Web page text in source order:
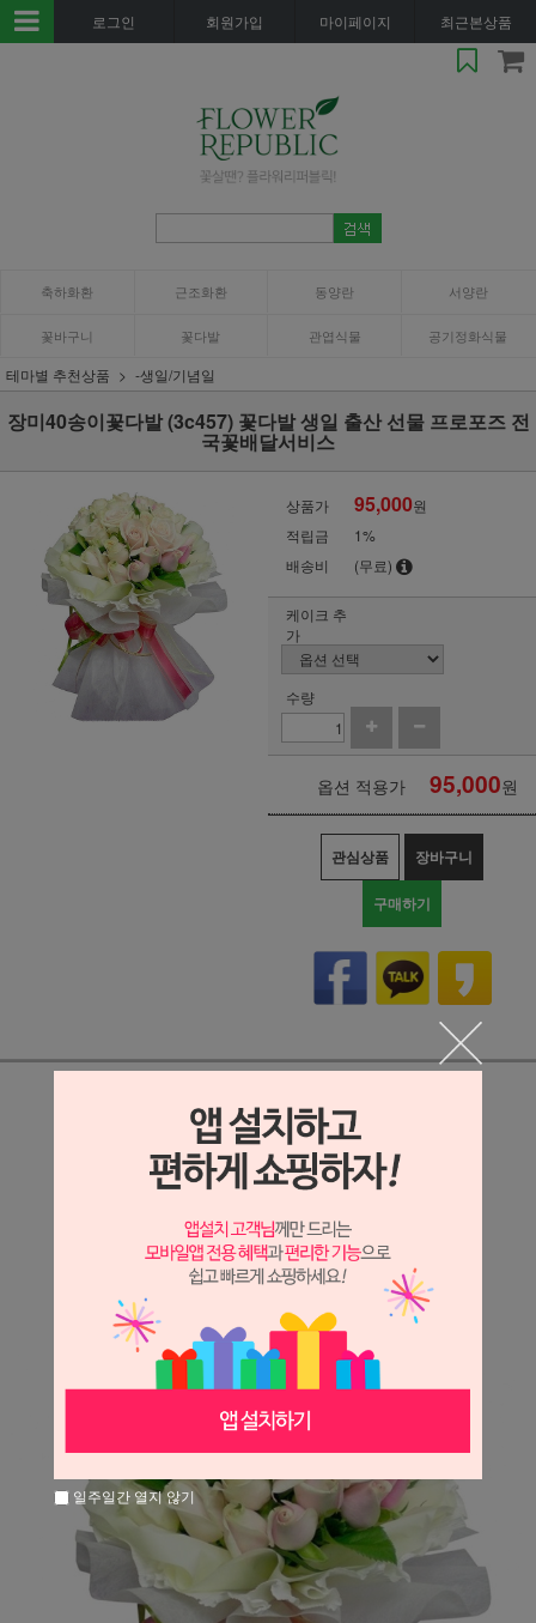
로그인 회원가입 마이페이지 최근본상품
축하화환 근조화환 동양란 서양란
꽃바구니 꽃다발 관엽식물 공기정화식물
테마별 추천상품 -생일/기념일
장미40송이꽃다발 (3c457) 꽃다발 생일 출산 선물 프로포즈 전
국꽃배달서비스
상품가 95,000원
적립금
1%
배송비
(무료)
케이크 추
가
수량
옵션 적용가 95,000원
관심상품 장바구니
구매하기
상세정보 새창 열기
상세 정보를 확대해 보실 수 있습니다.
※ 필독해주세요 ※
장미는 시세 변동에 따라 가격이 달라질 수 있으니
문의 후 주문 바랍니다.
일주일간 열지 않기